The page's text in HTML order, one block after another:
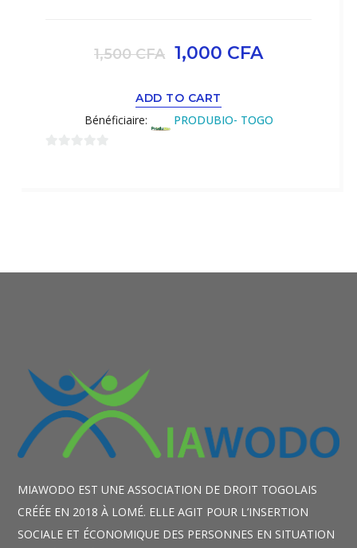
1,500CFA 1,000 CFA
ADD TO CART
Bénéficiaire: PRODUBIO- TOGO
MIAWODO EST UNE ASSOCIATION DE DROIT TOGOLAIS
CRÉÉE EN 2018 À LOMÉ. ELLE AGIT POUR L’INSERTION
SOCIALE ET ÉCONOMIQUE DES PERSONNES EN SITUATION